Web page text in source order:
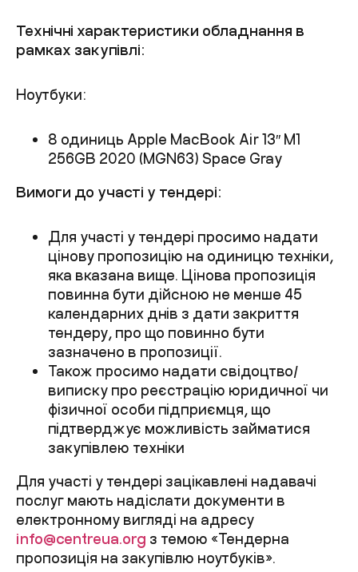
Технічні характеристики обладнання в
рамках закупівлі:
Ноутбуки:
8 одиниць Apple MacBook Air 13″ M1
256GB 2020 (MGN63) Space Gray
Вимоги до участі у тендері:
Для участі у тендері просимо надати
цінову пропозицію на одиницю техніки,
яка вказана вище. Цінова пропозиція
повинна бути дійсною не менше 45
календарних днів з дати закриття
тендеру, про що повинно бути
зазначено в пропозиції.
Також просимо надати свідоцтво/
виписку про реєстрацію юридичної чи
фізичної особи підприємця, що
підтверджує можливість займатися
закупівлею техніки
Для участі у тендері зацікавлені надавачі
послуг мають надіслати документи в
електронному вигляді на адресу
info@centreua.org з темою «Тендерна
пропозиція на закупівлю ноутбуків».